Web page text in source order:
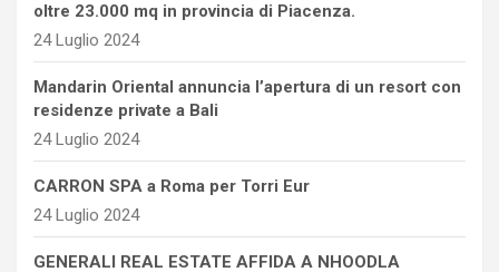
oltre 23.000 mq in provincia di Piacenza.
24 Luglio 2024
Mandarin Oriental annuncia l’apertura di un resort con
residenze private a Bali
24 Luglio 2024
CARRON SPA a Roma per Torri Eur
24 Luglio 2024
GENERALI REAL ESTATE AFFIDA A NHOODLA